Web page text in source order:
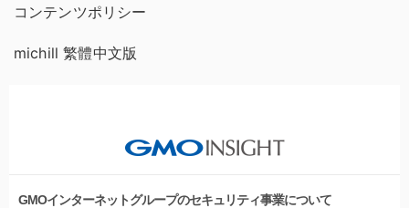
コンテンツポリシー
michill 繁體中文版
GMOインターネットグループのセキュリティ事業について